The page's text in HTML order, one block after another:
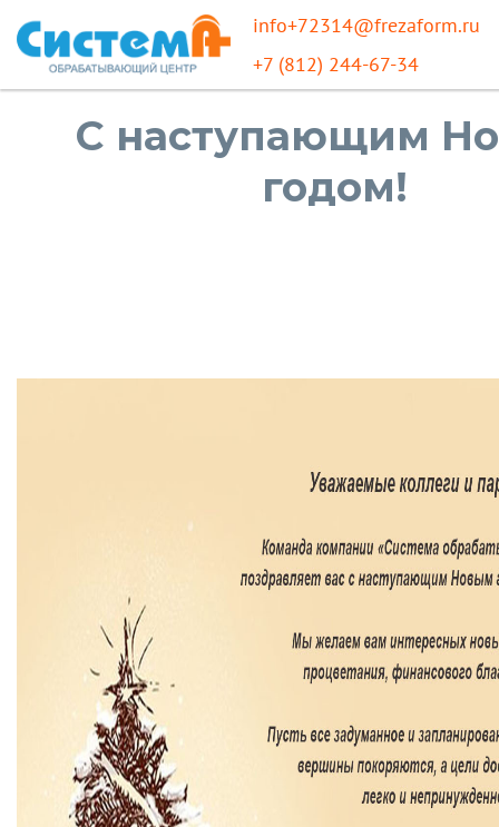
info+72314@frezaform.ru
+7 (812) 244-67-34
С наступающим
годом!